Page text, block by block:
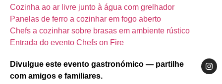
Cozinha ao ar livre junto à água com grelhador
Panelas de ferro a cozinhar em fogo aberto
Chefs a cozinhar sobre brasas em ambiente rústico
Entrada do evento Chefs on Fire
Divulgue este evento gastronómico — partilhe
com amigos e familiares.